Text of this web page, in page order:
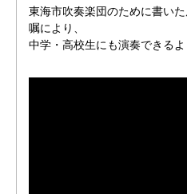
東海市吹奏楽団のために書い
嘱により、
中学・高校生にも演奏できる